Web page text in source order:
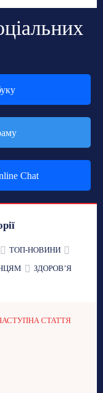
Chat
ТОП-НОВИНИ
ЗДОРОВʼЯ
СТАТТЯ